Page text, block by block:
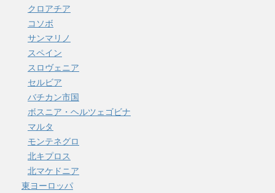
クロアチア
コソボ
サンマリノ
スペイン
スロヴェニア
セルビア
バチカン市国
ボスニア・ヘルツェゴビナ
マルタ
モンテネグロ
北キプロス
北マケドニア
東ヨーロッパ